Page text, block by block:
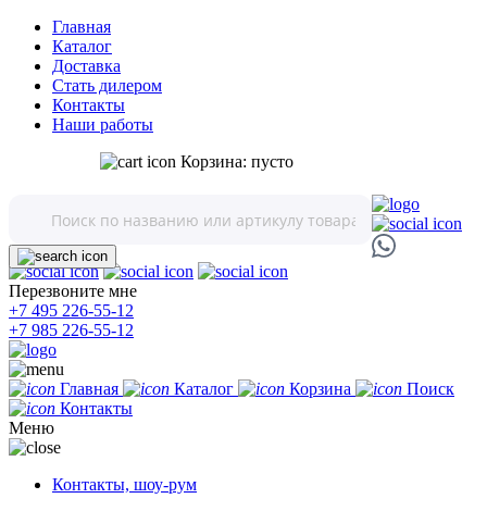
Главная
Каталог
Доставка
Стать дилером
Контакты
Наши работы
Корзина: пусто
Перезвоните мне
+7 495 226-55-12
+7 985 226-55-12
Главная Каталог Корзина
Поиск
Контакты
Меню
Контакты, шоу-рум